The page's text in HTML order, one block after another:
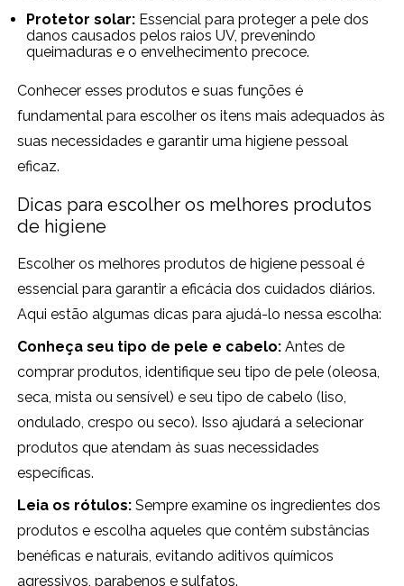
Protetor solar: Essencial para proteger a pele dos
danos causados pelos raios UV, prevenindo
queimaduras e o envelhecimento precoce.
Conhecer esses produtos e suas funções é
fundamental para escolher os itens mais adequados às
suas necessidades e garantir uma higiene pessoal
eficaz.
Dicas para escolher os melhores produtos
de higiene
Escolher os melhores produtos de higiene pessoal é
essencial para garantir a eficácia dos cuidados diários.
Aqui estão algumas dicas para ajudá-lo nessa escolha:
Conheça seu tipo de pele e cabelo: Antes de
comprar produtos, identifique seu tipo de pele (oleosa,
seca, mista ou sensível) e seu tipo de cabelo (liso,
ondulado, crespo ou seco). Isso ajudará a selecionar
produtos que atendam às suas necessidades
específicas.
Leia os rótulos: Sempre examine os ingredientes dos
produtos e escolha aqueles que contêm substâncias
benéficas e naturais, evitando aditivos químicos
agressivos, parabenos e sulfatos.